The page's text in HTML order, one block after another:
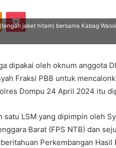
Odnoklassniki
jaket hitam) bersama Kabag
dipakai oleh oknum anggota
Fraksi PBB untuk
Dompu 24 April 2024 itu
LSM yang dipimpin oleh
Barat (FPS NTB) dan
Perkembangan Hasil